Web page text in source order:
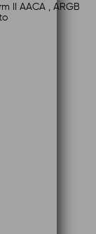
II AACA , ARGB